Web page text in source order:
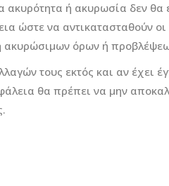
ή ακυρωσία δεν
ώστε να αντικατασταθούν
ακυρώσιμων όρων ή
τους εκτός και αν
θα πρέπει να μην